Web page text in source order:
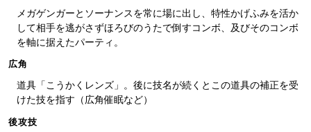
メガゲンガーとソーナンスを常に場に出し、特性かげふみを活か
して相手を逃がさずほろびのうたで倒すコンボ、及びそのコンボ
を軸に据えたパーティ。
広角
道具「こうかくレンズ」。後に技名が続くとこの道具の補正を受
けた技を指す（広角催眠など）
後攻技